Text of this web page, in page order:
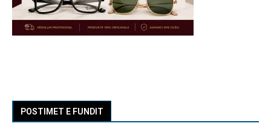
POSTIMET E FUNDIT